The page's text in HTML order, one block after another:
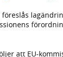
att EU-